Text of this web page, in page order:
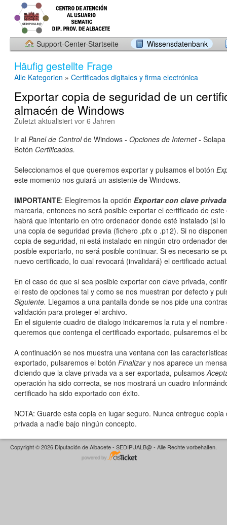
Support-Center-Startseite Wissensdatenbank
Häufig gestellte Frage
Alle Kategorien » Certificados digitales y firma electrónica
Exportar copia de seguridad de un
almacén de Windows
Zuletzt aktualisiert vor 6 Jahren
Ir al Panel de Controlde Windows - Opciones de Internet- Solapa
Botón Certificados.
Seleccionamos el que queremos exportar y pulsamos el botón
este momento nos guiará un asistente de Windows.
IMPORTANTE: Elegiremos la opción Exportar con clave privada
marcarla, entonces no será posible exportar el certificado de
habrá que intentarlo en otro ordenador donde esté instalado (si
una copia de seguridad previa (fichero .pfx o .p12). Si no
copia de seguridad, ni está instalado en ningún otro ordenador
posible exportarlo, no será posible continuar. Si es necesario se
nuevo certificado, lo cual revocará (invalidará) el certificado
En el caso de que sí sea posible exportar con clave privada,
el resto de opciones tal y como se nos muestran por defecto y
Siguiente. Llegamos a una pantalla donde se nos pide una
validación para proteger el archivo.
En el siguiente cuadro de dialogo indicaremos la ruta y el
queremos que contenga el certificado exportado, pulsaremos el
A continuación se nos muestra una ventana con las
exportado, pulsaremos el botón Finalizary nos aparece un
diciendo que la clave privada va a ser exportada, pulsamos
operación ha sido correcta, se nos mostrará un cuadro
certificado ha sido exportado con éxito.
NOTA: Guarde esta copia en lugar seguro. Nunca entregue copia
privada a nadie bajo ningún concepto.
Copyright © 2026 Diputación de Albacete - SEDIPUALB@ - Alle Rechte vorbehalten.